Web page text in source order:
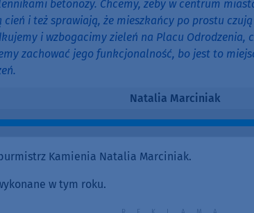
betonozy. Chcemy, żeby w centrum
i też sprawiają, że mieszkańcy po prostu
i wzbogacimy zieleń na Placu Odrodzenia,
zachować jego funkcjonalność, bo jest to
Natalia Marciniak
Kamienia Natalia Marciniak.
w tym roku.